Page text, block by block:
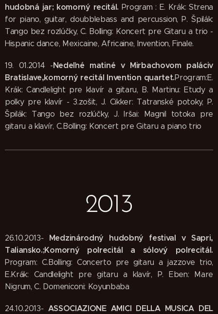
hudobná jar; komorný recitál. Program : E. Krák: Strena
for piano, guitar, doubblebass and percussion, P. Špilák:
Tango bez rozlúčky, C. Bolling: Koncert pre Gitaru a trio -
Hispanic dance, Mexicaine, Africaine, Invention, Finale.
19. 01.2014 -Nedeľné matiné v Mirbachovom paláciv
Bratislave,komorný recitál Invention quartet.Program:E.
Krák: Candlelight pre klavír a gitaru, B. Martinu: Etudy a
polky pre klavír - 3.zošit, J. Cikker: Tatranské potoky, P.
Špilák: Tango bez rozlúčky, J. Iršai: Magnil totoka pre
gitaru a klavír, C.Bolling: Koncert pre Gitaru a piano trio
2013
26.10.2013- Medzinárodný hudobný festival v Sapri,
Taliansko.;Komorný polrecitál a sólový polrecitál.
Program: C.Bolling: Concerto pre gitaru a jazzove trio,
E.Krák: Candlelight pre gitaru a klavír, P. Eben: Mare
Nigrum, C. Domeniconi: Koyunbaba
24.10.2013- ASSOCIAZIONE AMICI DELLA MUSICA DEL